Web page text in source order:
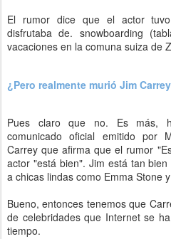
El rumor dice que el actor
disfrutaba de. snowboarding
vacaciones en la comuna suiza de
¿Pero realmente murió Jim
Pues claro que no. Es más,
comunicado oficial emitido por
Carrey que afirma que el rumor
actor "está bien". Jim está tan
a chicas lindas como Emma Stone y
Bueno, entonces tenemos que
de celebridades que Internet se
tiempo.